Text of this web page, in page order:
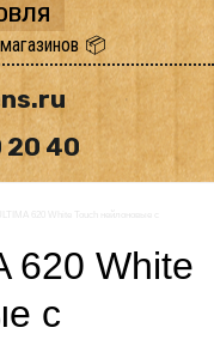
📦
20 40
620 White Touch нейлоновые с
620 White
с